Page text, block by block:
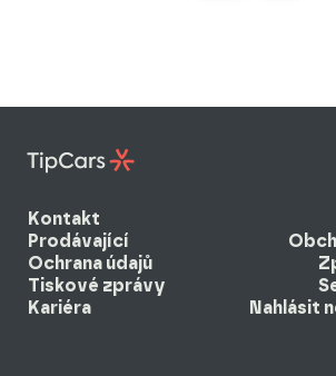
Kontakt
Prodávající
Ochrana údajů
Tiskové zprávy
Kariéra
Nahlásit